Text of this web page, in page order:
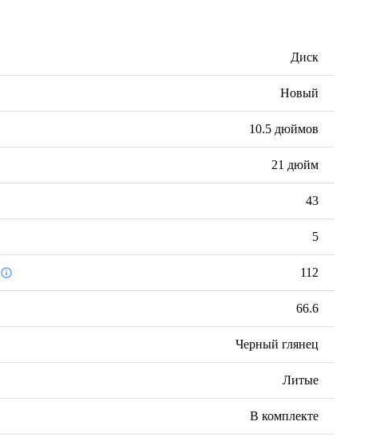
Диск
Новый
10.5 дюймов
21 дюйм
43
5
112
66.6
Черный глянец
Литые
В комплекте